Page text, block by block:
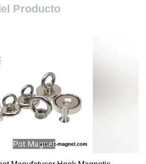
Producto